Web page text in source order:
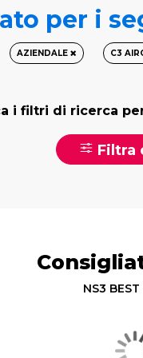
per i
AZIENDALE C3
i filtri di ricerca
Filtra
NS3 BEST